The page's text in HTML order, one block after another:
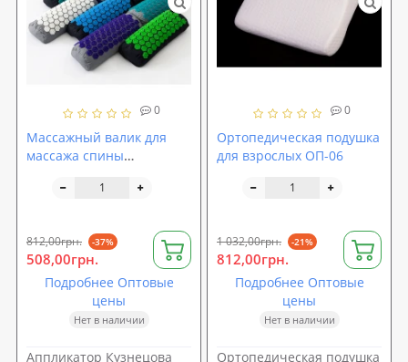
0
Массажный валик для
массажа спины
шеи/головы/ног/стоп/
812,00грн. -37%
508,00грн.
Подробнее Оптовые
цены
Нет в наличии
Аппликатор Кузнецова
0
Ортопедическая подушка
для взрослых ОП-06
1 032,00грн. -21%
812,00грн.
Подробнее Оптовые
цены
Нет в наличии
Ортопедическая подушка